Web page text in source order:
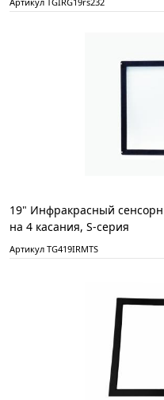
19" Инфракрасный
на 4 касания, S-серия
Артикул TG419IRMTS